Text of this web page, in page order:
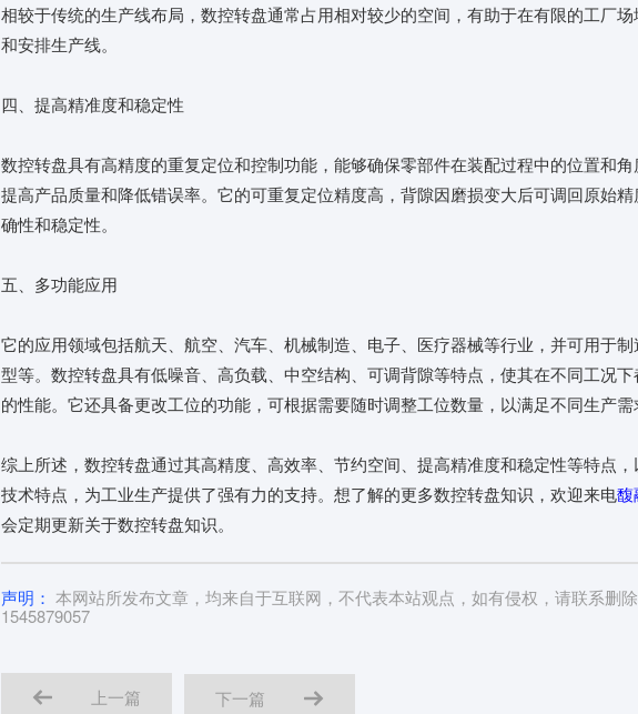
相较于传统的生产线布局，数控转盘通常占用相对较少的空间，有助于在有限的工厂
和安排生产线。
四、提高精准度和稳定性
数控转盘具有高精度的重复定位和控制功能，能够确保零部件在装配过程中的位置和
提高产品质量和降低错误率。它的可重复定位精度高，背隙因磨损变大后可调回原始
确性和稳定性。
五、多功能应用
它的应用领域包括航天、航空、汽车、机械制造、电子、医疗器械等行业，并可用于
型等。数控转盘具有低噪音、高负载、中空结构、可调背隙等特点，使其在不同工况
的性能。它还具备更改工位的功能，可根据需要随时调整工位数量，以满足不同生产需
综上所述，数控转盘通过其高精度、高效率、节约空间、提高精准度和稳定性等特点
技术特点，为工业生产提供了强有力的支持。想了解的更多数控转盘知识，欢迎来电馥
会定期更新关于数控转盘知识。
声明： 本网站所发布文章，均来自于互联网，不代表本站观点，如有侵权，请联系删除
1545879057
上一篇 下一篇